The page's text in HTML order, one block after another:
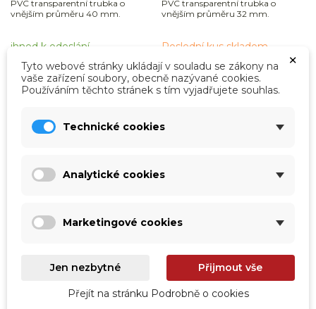
PVC transparentní trubka o
vnějším průměru 40 mm.
329,00 Kč
271,90 Kčbez DPH
ihned k odeslání
PVC transparentní trubka o
vnějším průměru 32 mm.
242,00 Kč
200,00 Kčbez DPH
Poslední kus skladem
Zobrazení 1-12 z 12 položek
Zpět na začátek
×
Tyto webové stránky ukládají v souladu se zákony na
vaše zařízení soubory, obecně nazývané cookies.
Používáním těchto stránek s tím vyjadřujete souhlas.
Technické cookies
Analytické cookies
Marketingové cookies
Jen nezbytné Přijmout vše
Přejít na stránku Podrobně o cookies